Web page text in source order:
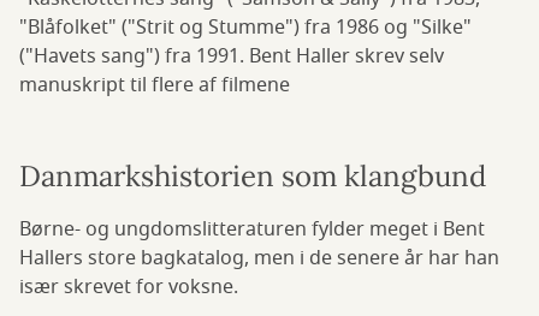
"Blåfolket" ("Strit og Stumme") fra 1986 og "Silke"
("Havets sang") fra 1991. Bent Haller skrev selv
manuskript til flere af filmene
Danmarkshistorien som klangbund
Børne- og ungdomslitteraturen fylder meget i Bent
Hallers store bagkatalog, men i de senere år har han
især skrevet for voksne.